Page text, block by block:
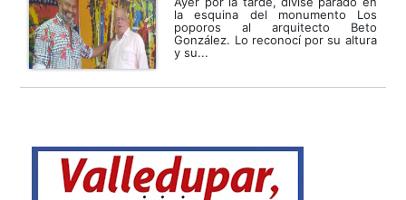
la esquina del monumento Los
poporos al arquitecto Beto
González. Lo reconocí por su altura
y su...